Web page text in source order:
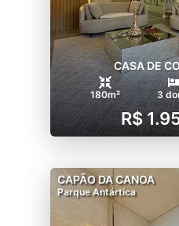
CASA DE
180m² 3
R$
CAPÃO DA CANOA
Parque Antártica